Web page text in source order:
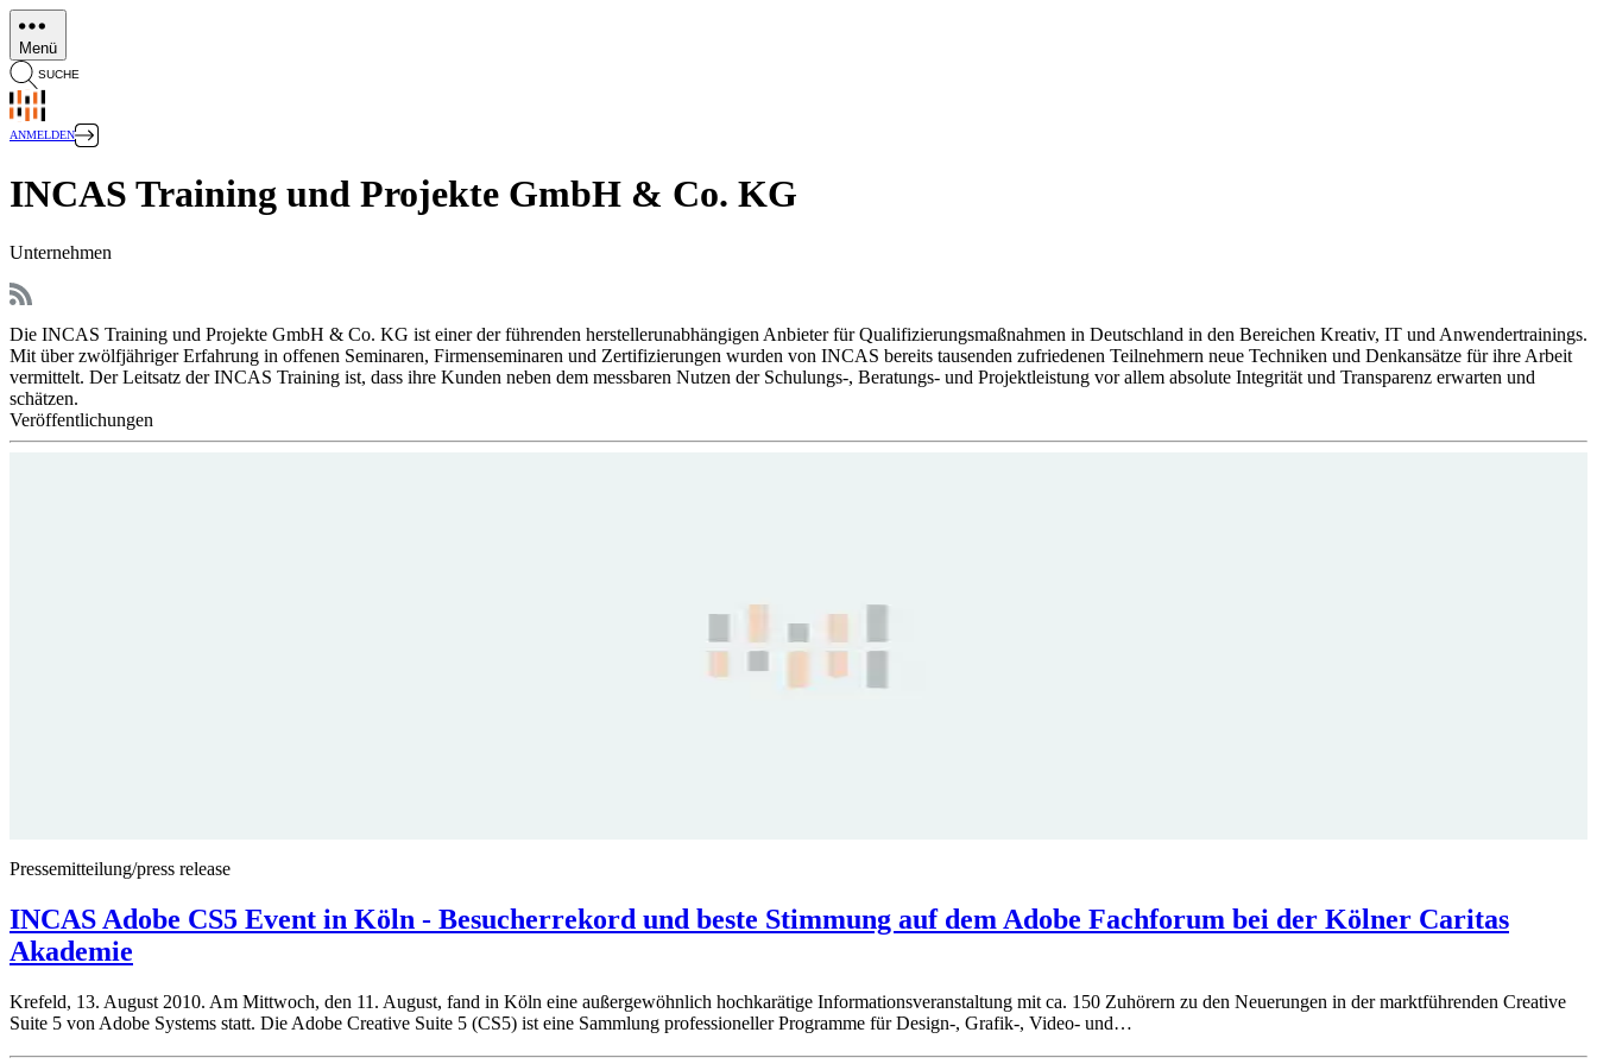
Direkt
zum
Inhalt
Menü
SUCHE
ANMELDEN
INCAS Training und Projekte GmbH & Co. KG
Unternehmen
Die INCAS Training und Projekte GmbH & Co. KG ist einer der führenden herstellerunabhängigen Anbieter für Qualifizierungsmaßnahmen in Deutschland in den Bereichen Kreativ, IT und Anwendertrainings.
Mit über zwölfjähriger Erfahrung in offenen Seminaren, Firmenseminaren und Zertifizierungen wurden von INCAS bereits tausenden zufriedenen Teilnehmern neue Techniken und Denkansätze für ihre Arbeit
vermittelt. Der Leitsatz der INCAS Training ist, dass ihre Kunden neben dem messbaren Nutzen der Schulungs-, Beratungs- und Projektleistung vor allem absolute Integrität und Transparenz erwarten und
schätzen.
Veröffentlichungen
Pressemitteilung/press release
INCAS Adobe CS5 Event in Köln - Besucherrekord und beste Stimmung auf dem Adobe Fachforum bei der Kölner Caritas
Akademie
Krefeld, 13. August 2010. Am Mittwoch, den 11. August, fand in Köln eine außergewöhnlich hochkarätige Informationsveranstaltung mit ca. 150 Zuhörern zu den Neuerungen in der marktführenden Creative
Suite 5 von Adobe Systems statt. Die Adobe Creative Suite 5 (CS5) ist eine Sammlung professioneller Programme für Design-, Grafik-, Video- und…